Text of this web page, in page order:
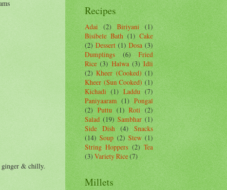
ginger & chilly.
Recipes
Adai (2) Biriyani
(1)
Bisibele Bath (1) Cake
(2) Dessert (1) Dosa (3)
Dumplings
(6)
Fried
Rice (3) Halwa (3) Idli
(2) Kheer (Cooked) (1)
Kheer (Sun Cooked) (1)
Kichadi (1) Laddu (7)
Paniyaaram (1) Pongal
(2) Puttu (1) Roti (2)
Salad (19) Sambhar (1)
Side Dish (4) Snacks
(14) Soup (2) Stew (1)
String Hoppers (2) Tea
(3)Variety Rice(7)
Millets